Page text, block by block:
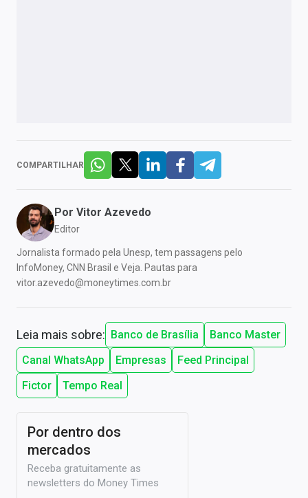
COMPARTILHAR
Por Vitor Azevedo
Editor
Jornalista formado pela Unesp, tem passagens pelo
InfoMoney, CNN Brasil e Veja. Pautas para
vitor.azevedo@moneytimes.com.br
Leia mais sobre: Banco de Brasília
Banco Master
Canal WhatsApp
Empresas
Feed Principal
Fictor
Tempo Real
Por dentro dos
mercados
Receba gratuitamente as
newsletters do Money Times